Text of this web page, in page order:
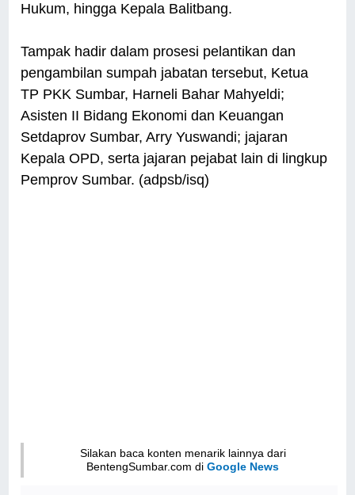
Hukum, hingga Kepala Balitbang.
Tampak hadir dalam prosesi pelantikan dan
pengambilan sumpah jabatan tersebut, Ketua
TP PKK Sumbar, Harneli Bahar Mahyeldi;
Asisten II Bidang Ekonomi dan Keuangan
Setdaprov Sumbar, Arry Yuswandi; jajaran
Kepala OPD, serta jajaran pejabat lain di lingkup
Pemprov Sumbar. (adpsb/isq)
Silakan baca konten menarik lainnya dari
BentengSumbar.com diGoogle News